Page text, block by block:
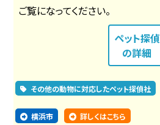
ご覧になってください。
ペット探偵
の詳細
その他の動物に対応したペット探偵社
横浜市 詳しくはこちら